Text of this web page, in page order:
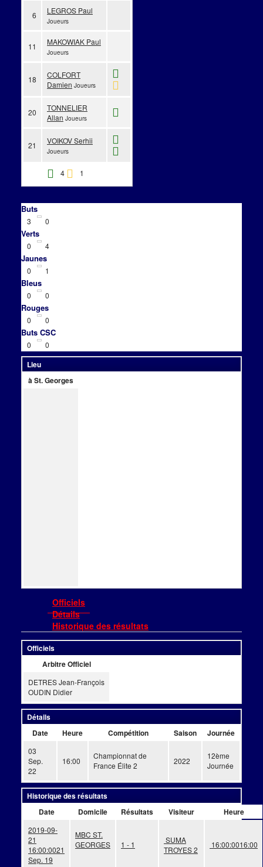
6 LEGROS Paul
Joueurs
11 MAKOWIAK Paul
Joueurs
18
COLFORT
Damien Joueurs
20
TONNELIER
Allan Joueurs
21 VOIKOV Serhii
Joueurs
4 1
Buts
3 0
Verts
0 4
Jaunes
0 1
Bleus
0 0
Rouges
0 0
Buts CSC
0 0
Lieu
à St. Georges
Officiels
Détails
Historique des résultats
Officiels
Arbitre Officiel
DETRES Jean-François
OUDIN Didier
Détails
Date
Heure Compétition Saison Journée
03
Sep.
22
16:00
Championnat de
France Élite 2
2022
12ème
Journée
Historique des résultats
Date
Domicile Résultats Visiteur Heure
2019-09-
21
16:00:0021
Sep. 19
MBC ST.
GEORGES
1 - 1
SUMA
TROYES 2
16:00:0016:00